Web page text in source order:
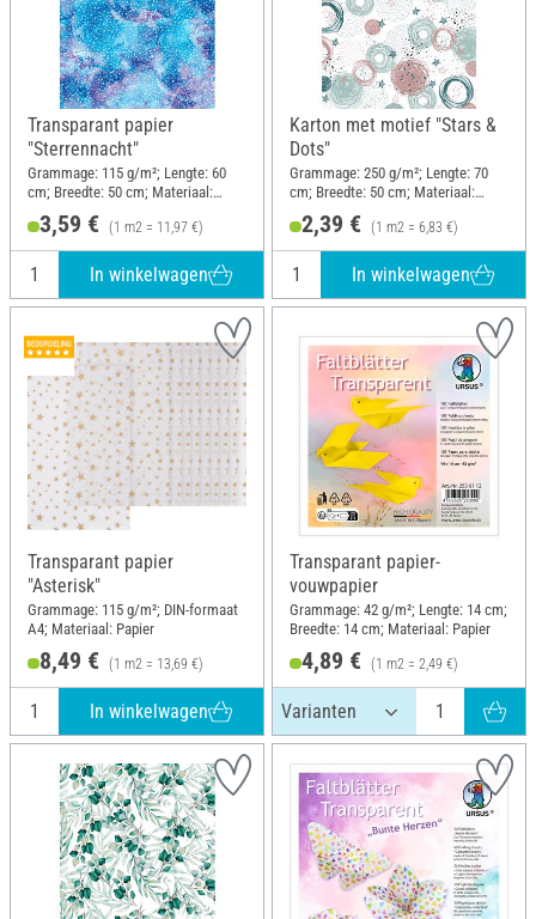
Transparant papier
"Sterrennacht"
Grammage: 115 g/m²; Lengte: 60
cm; Breedte: 50 cm; Materiaal:
Papier
3,59 € (1 m2 = 11,97 €)
In winkelwagen
Karton met motief "Stars &
Dots"
Grammage: 250 g/m²; Lengte: 70
cm; Breedte: 50 cm; Materiaal:
Papier
2,39 € (1 m2 = 6,83 €)
In winkelwagen
Transparant papier
"Asterisk"
Grammage: 115 g/m²; DIN-formaat
A4; Materiaal: Papier
8,49 € (1 m2 = 13,69 €)
In winkelwagen
Transparant papier-
vouwpapier
Grammage: 42 g/m²; Lengte: 14 cm;
Breedte: 14 cm; Materiaal: Papier
4,89 € (1 m2 = 2,49 €)